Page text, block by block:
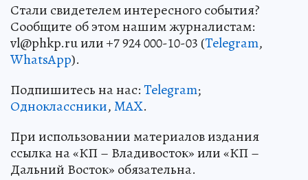
Стали свидетелем интересного события?
Сообщите об этом нашим журналистам:
vl@phkp.ru или +7 924 000-10-03 (Telegram,
WhatsApp).
Подпишитесь на нас:Telegram;
Одноклассники,MAX.
При использовании материалов издания
ссылка на «КП – Владивосток» или «КП –
Дальний Восток» обязательна.